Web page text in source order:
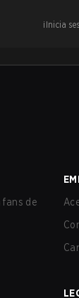
¡Inicia
fans de